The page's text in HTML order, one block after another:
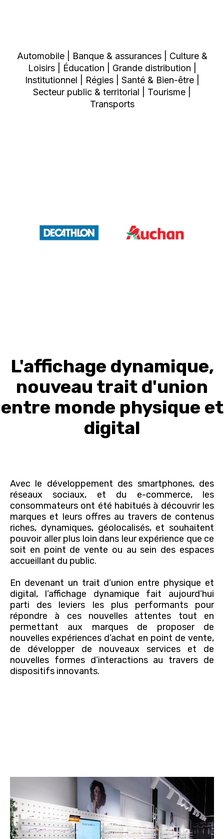
Automobile | Banque & assurances | Culture &
Loisirs | Éducation | Grande distribution |
Institutionnel | Régies | Santé & Bien-être |
Secteur public & territorial | Tourisme |
Transports
L'affichage dynamique,
nouveau trait d'union
entre monde physique et
digital
Avec le développement des smartphones, des
réseaux sociaux, et du e-commerce, les
consommateurs ont été habitués à découvrir les
marques et leurs offres au travers de contenus
riches, dynamiques, géolocalisés, et souhaitent
pouvoir aller plus loin dans leur expérience que ce
soit en point de vente ou au sein des espaces
accueillant du public.
En devenant un trait d’union entre physique et
digital, l’affichage dynamique fait aujourd’hui
parti des leviers les plus performants pour
répondre à ces nouvelles attentes tout en
permettant aux marques de proposer de
nouvelles expériences d’achat en point de vente,
de développer de nouveaux services et de
nouvelles formes d’interactions au travers de
dispositifs innovants.